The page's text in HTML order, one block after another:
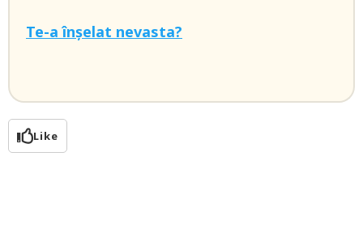
Te-a înșelat nevasta?
Like